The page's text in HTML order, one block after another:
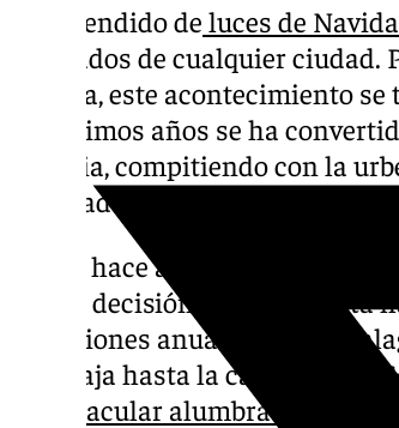
El encendido de luces de
esperados de cualquier
Málaga, este acontecimiento
los últimos años se ha
materia, compitiendo con la
Navidad por antonomasia en
Desde hace algo más de una
mayor decisión sobre esta
atracciones anuales de los
que viaja hasta la capital de la
espectacular alumbrado